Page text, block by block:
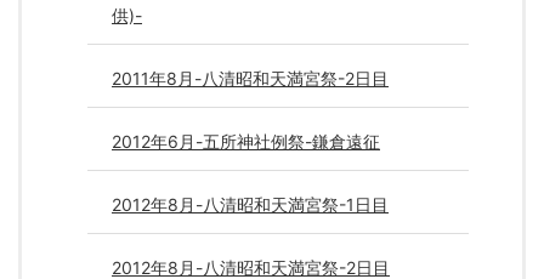
供)-
2011年8月-八清昭和天満宮祭-2日目
2012年6月-五所神社例祭-鎌倉遠征
2012年8月-八清昭和天満宮祭-1日目
2012年8月-八清昭和天満宮祭-2日目